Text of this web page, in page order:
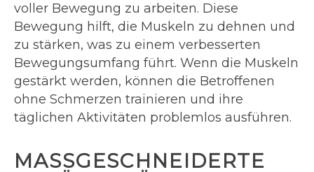
voller Bewegung zu arbeiten. Diese
Bewegung hilft, die Muskeln zu dehnen und
zu stärken, was zu einem verbesserten
Bewegungsumfang führt. Wenn die Muskeln
gestärkt werden, können die Betroffenen
ohne Schmerzen trainieren und ihre
täglichen Aktivitäten problemlos ausführen.
MASSGESCHNEIDERTE A